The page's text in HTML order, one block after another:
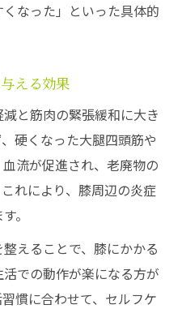
なった」といった具体的
える効果
と筋肉の緊張緩和に大き
硬くなった大腿四頭筋や
流が促進され、老廃物の
れにより、膝周辺の炎症
。
えることで、膝にかかる
での動作が楽になる方が
慣に合わせて、セルフケ